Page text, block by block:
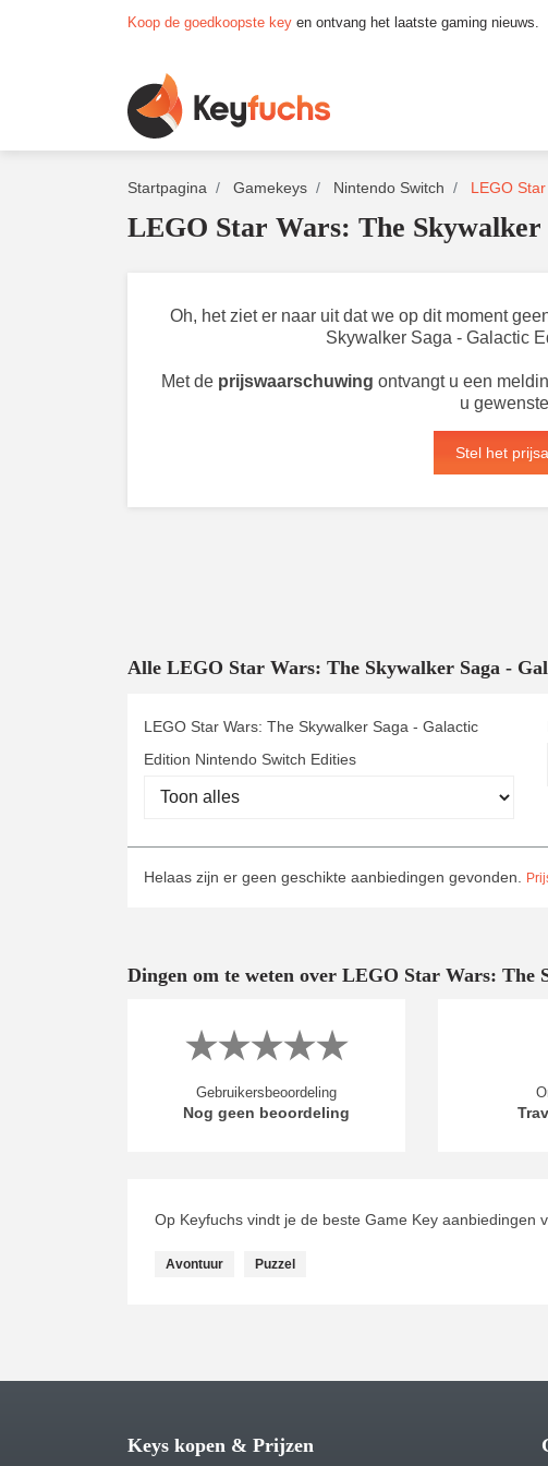
Koop de goedkoopste key en ontvang het laatste gaming nieuws.
Startpagina Gamekeys Nintendo Switch LEGO
LEGO Star Wars: The
Oh, het ziet er naar uit dat we op dit moment
Skywalker Saga - Galactic
Met de prijswaarschuwing ontvangt u een
u
Stel het
Alle LEGO Star Wars: The Skywalker Saga -
LEGO Star Wars: The Skywalker Saga - Galactic
Edition Nintendo Switch Edities
Helaas zijn er geen geschikte aanbiedingen gevonden.
Dingen om te weten over LEGO Star Wars:
Gebruikersbeoordeling
Nog geen beoordeling
Op Keyfuchs vindt je de beste Game Key aanbiedingen
Avontuur Puzzel
Keys kopen & Prijzen